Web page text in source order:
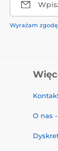
Wyrażam
O nas